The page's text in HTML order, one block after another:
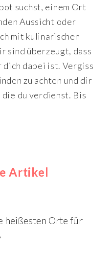
suchst, einem Ort
Aussicht oder
mit kulinarischen
sind überzeugt, dass
dabei ist. Vergiss
zu achten und dir
die du verdienst. Bis
Artikel
heißesten Orte für